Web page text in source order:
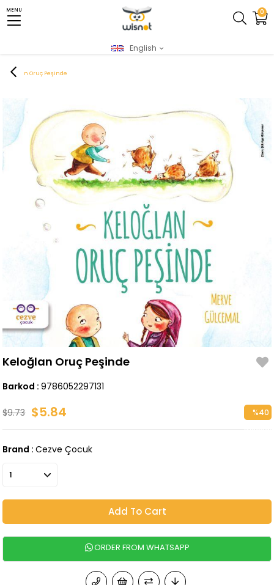
0
MENU
English
AkıI & Zeka Oyunları Zeka ve Strateji Oyunları
Keloğlan Oruç Peşinde
Keloğlan Oruç Peşinde
Barkod : 9786052297131
$9.73 $5.84 %40
Brand : Cezve Çocuk